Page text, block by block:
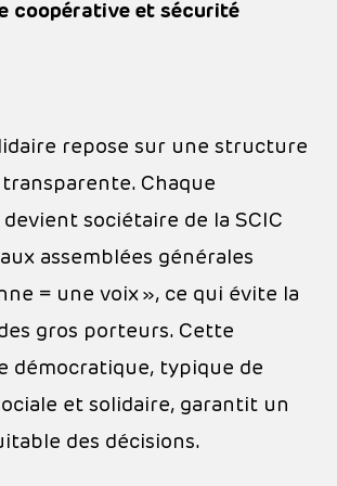
coopérative et sécurité
repose sur une structure
Chaque
sociétaire de la SCIC
assemblées générales
= une voix », ce qui évite la
gros porteurs. Cette
démocratique, typique de
et solidaire, garantit un
des décisions.